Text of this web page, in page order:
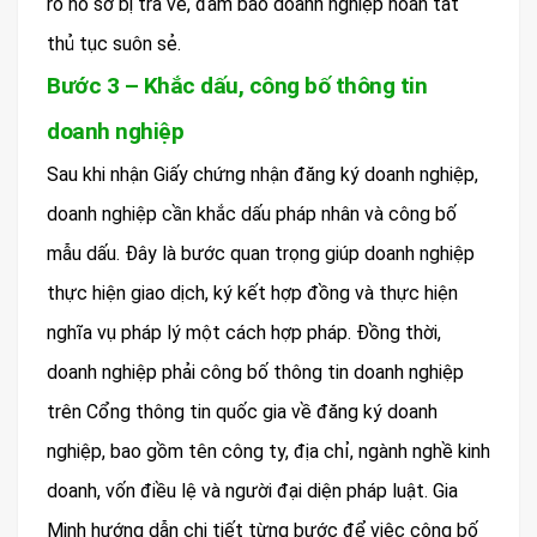
thủ tục suôn sẻ.
Bước 3 – Khắc dấu, công bố thông tin
doanh nghiệp
Sau khi nhận Giấy chứng nhận đăng ký doanh nghiệp,
doanh nghiệp cần khắc dấu pháp nhân và công bố
mẫu dấu. Đây là bước quan trọng giúp doanh nghiệp
thực hiện giao dịch, ký kết hợp đồng và thực hiện
nghĩa vụ pháp lý một cách hợp pháp. Đồng thời,
doanh nghiệp phải công bố thông tin doanh nghiệp
trên Cổng thông tin quốc gia về đăng ký doanh
nghiệp, bao gồm tên công ty, địa chỉ, ngành nghề kinh
doanh, vốn điều lệ và người đại diện pháp luật. Gia
Minh hướng dẫn chi tiết từng bước để việc công bố